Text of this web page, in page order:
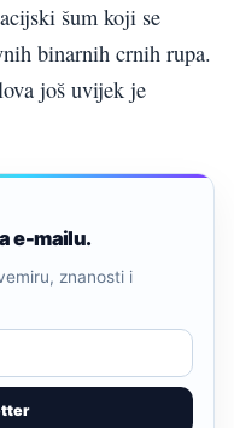
šum koji se
binarnih crnih rupa.
još uvijek je
e-mailu.
znanosti i